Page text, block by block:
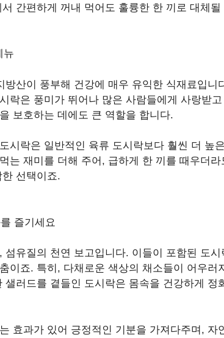
간편하게 꺼내 먹어도 훌륭한 한 끼로 대체될
뉴
방산이 풍부해 건강에 매우 유익한 식재료입니
락은 풍미가 뛰어나 많은 사람들에게 사랑받
보호하는 데에도 큰 역할을 합니다.
시락은 일반적인 육류 도시락보다 훨씬 더 높
는 재미를 더해 주어, 급하게 한 끼를 때우더
선택이죠.
즐기세요
유질의 천연 보고입니다. 이들이 포함된 도시
이죠. 특히, 다채로운 색상의 채소들이 어우러
샐러드를 곁들인 도시락은 몸속을 건강하게 정
효과가 있어 긍정적인 기분을 가져다주며, 자